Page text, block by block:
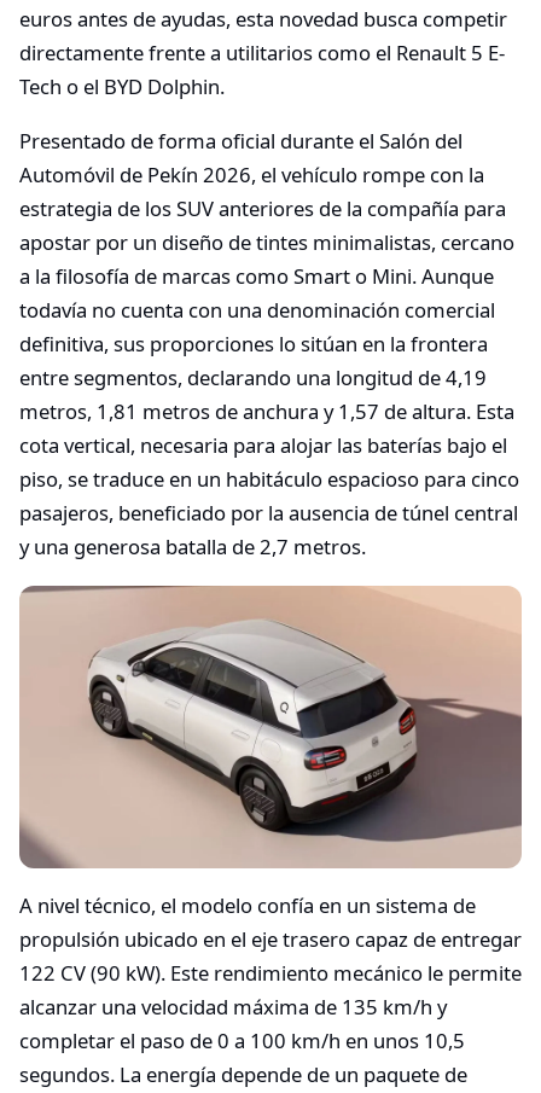
euros antes de ayudas, esta novedad busca competir
directamente frente a utilitarios como el Renault 5 E-
Tech o el BYD Dolphin.
Presentado de forma oficial durante el Salón del
Automóvil de Pekín 2026, el vehículo rompe con la
estrategia de los SUV anteriores de la compañía para
apostar por un diseño de tintes minimalistas, cercano
a la filosofía de marcas como Smart o Mini. Aunque
todavía no cuenta con una denominación comercial
definitiva, sus proporciones lo sitúan en la frontera
entre segmentos, declarando una longitud de 4,19
metros, 1,81 metros de anchura y 1,57 de altura. Esta
cota vertical, necesaria para alojar las baterías bajo el
piso, se traduce en un habitáculo espacioso para cinco
pasajeros, beneficiado por la ausencia de túnel central
y una generosa batalla de 2,7 metros.
A nivel técnico, el modelo confía en un sistema de
propulsión ubicado en el eje trasero capaz de entregar
122 CV (90 kW). Este rendimiento mecánico le permite
alcanzar una velocidad máxima de 135 km/h y
completar el paso de 0 a 100 km/h en unos 10,5
segundos. La energía depende de un paquete de